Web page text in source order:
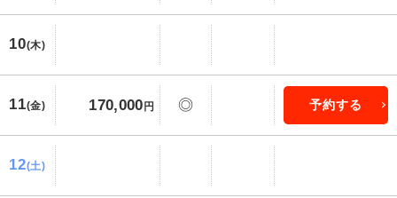
10(木)
11(金) 170,000円 ◎ 予約する
12(土)